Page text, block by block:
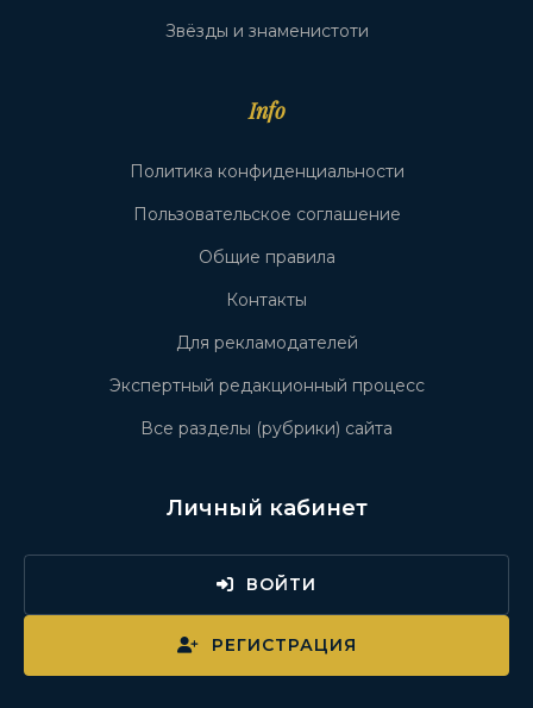
Звёзды и знаменистоти
Info
Политика конфиденциальности
Пользовательское соглашение
Общие правила
Контакты
Для рекламодателей
Экспертный редакционный процесс
Все разделы (рубрики) сайта
Личный кабинет
ВОЙТИ
РЕГИСТРАЦИЯ